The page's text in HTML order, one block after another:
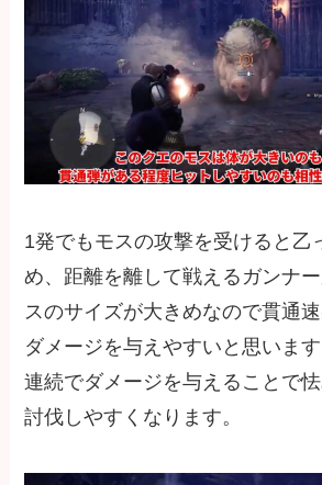
1発でもモスの攻撃を受けると乙
め、距離を離して戦えるガンナ
スのサイズが大きめなので貫通
ダメージを与えやすいと思います
連続でダメージを与えることで
討伐しやすくなります。